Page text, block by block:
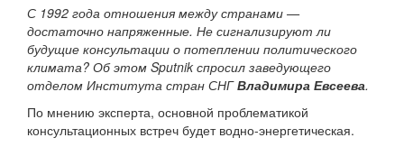
С 1992 года отношения между странами —
достаточно напряженные. Не сигнализируют ли
будущие консультации о потеплении политического
климата? Об этом Sputnik спросил заведующего
отделом Института стран СНГВладимира Евсеева.
По мнению эксперта, основной проблематикой
консультационных встреч будет водно-энергетическая.